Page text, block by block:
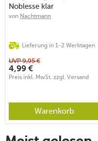
Noblesse klar
von Nachtmann
Lieferung in 1-2 Werktagen
UVP9,95 €
4,99 €
Preis inkl. MwSt. zzgl. Versand
Warenkorb